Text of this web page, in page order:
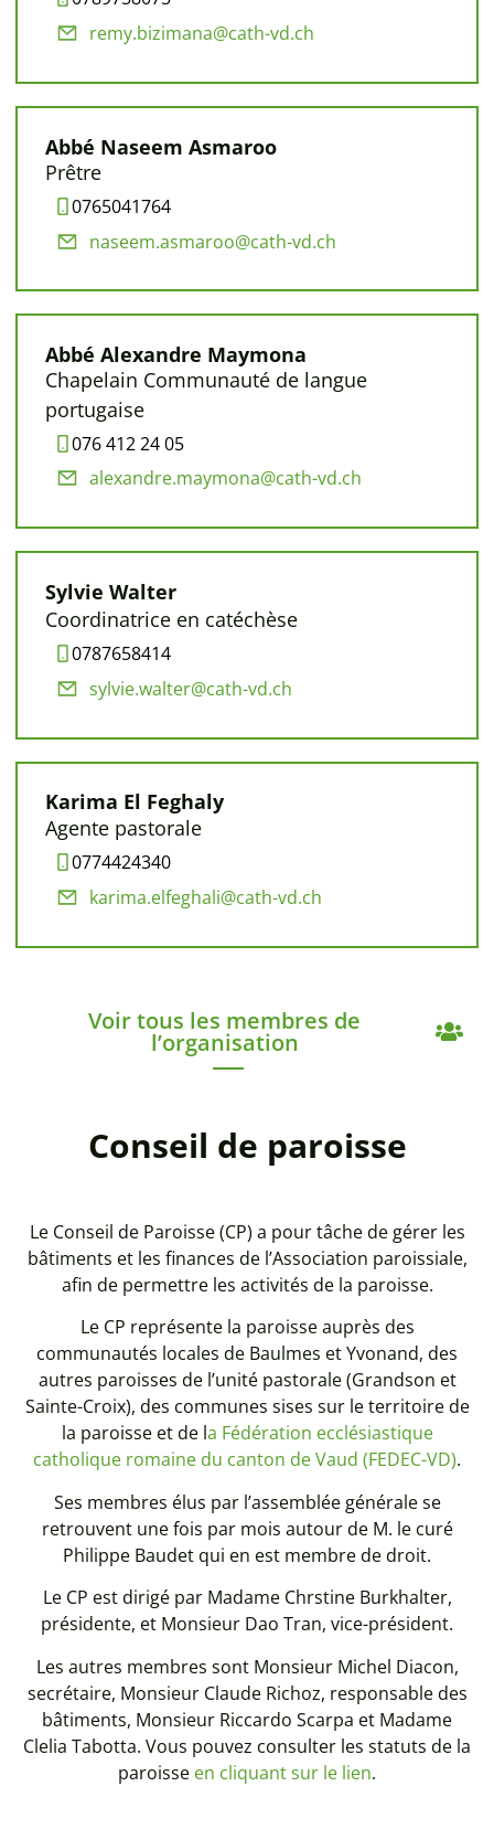
remy.bizimana@cath-vd.ch
Abbé Naseem Asmaroo
Prêtre
0765041764
naseem.asmaroo@cath-vd.ch
Abbé Alexandre Maymona
Chapelain Communauté de langue
portugaise
076 412 24 05
alexandre.maymona@cath-vd.ch
Sylvie Walter
Coordinatrice en catéchèse
0787658414
sylvie.walter@cath-vd.ch
Karima El Feghaly
Agente pastorale
0774424340
karima.elfeghali@cath-vd.ch
Voir tous les membres de
l’organisation
Conseil de paroisse
Le Conseil de Paroisse (CP) a pour tâche de gérer les
bâtiments et les finances de l’Association paroissiale,
afin de permettre les activités de la paroisse.
Le CP représente la paroisse auprès des
communautés locales de Baulmes et Yvonand, des
autres paroisses de l’unité pastorale (Grandson et
Sainte-Croix), des communes sises sur le territoire de
la paroisse et de la Fédération ecclésiastique
catholique romaine du canton de Vaud (FEDEC-VD).
Ses membres élus par l’assemblée générale se
retrouvent une fois par mois autour de M. le curé
Philippe Baudet qui en est membre de droit.
Le CP est dirigé par Madame Chrstine Burkhalter,
présidente, et Monsieur Dao Tran, vice-président.
Les autres membres sont Monsieur Michel Diacon,
secrétaire, Monsieur Claude Richoz, responsable des
bâtiments, Monsieur Riccardo Scarpa et Madame
Clelia Tabotta. Vous pouvez consulter les statuts de la
paroisse en cliquant sur le lien.